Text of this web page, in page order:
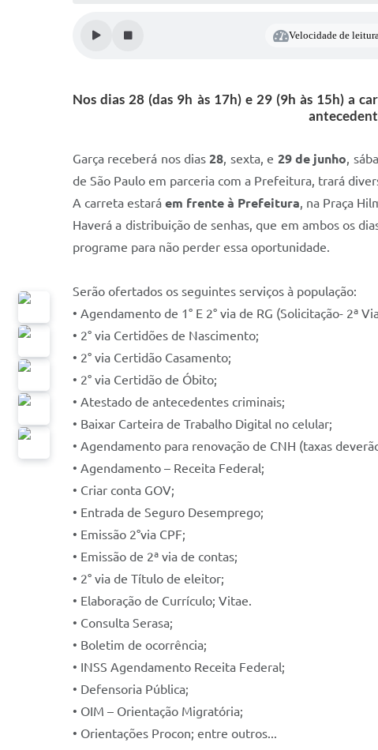
Velocidade de
Nos dias 28 (das 9h às 17h) e 29 (9h às 15h) a
Garça receberá nos dias28, sexta, e 29 de junho,
de São Paulo em parceria com a Prefeitura, trará
A carreta estará em frente à Prefeitura, na Praça
Haverá a distribuição de senhas, que em ambos os
programe para não perder essa oportunidade.
Serão ofertados os seguintes serviços à população:
• Agendamento de 1° E 2° via de RG (Solicitação- 2ª
• 2° via Certidões de Nascimento;
• 2° via Certidão Casamento;
• 2° via Certidão de Óbito;
• Atestado de antecedentes criminais;
• Baixar Carteira de Trabalho Digital no celular;
• Agendamento para renovação de CNH (taxas
• Agendamento – Receita Federal;
• Criar conta GOV;
• Entrada de Seguro Desemprego;
• Emissão 2°via CPF;
• Emissão de 2ª via de contas;
• 2° via de Título de eleitor;
• Elaboração de Currículo; Vitae.
• Consulta Serasa;
• Boletim de ocorrência;
• INSS Agendamento Receita Federal;
• Defensoria Pública;
• OIM – Orientação Migratória;
• Orientações Procon; entre outros...